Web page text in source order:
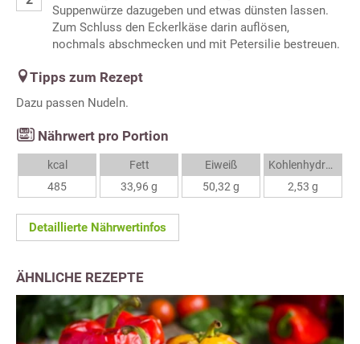
Suppenwürze dazugeben und etwas dünsten lassen.
Zum Schluss den Eckerlkäse darin auflösen,
nochmals abschmecken und mit Petersilie bestreuen.
Tipps zum Rezept
Dazu passen Nudeln.
Nährwert pro Portion
kcal
485
Fett
33,96 g
Eiweiß
50,32 g
Kohlenhydrate
2,53 g
Detaillierte Nährwertinfos
ÄHNLICHE REZEPTE